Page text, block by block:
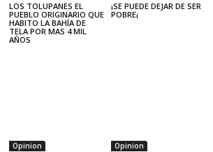
LOS TOLUPANES EL
PUEBLO ORIGINARIO QUE
HABITO LA BAHÍA DE
TELA POR MAS 4 MIL
AÑOS
¡SE PUEDE DEJAR DE SER
POBRE¡
Opinion Opinion